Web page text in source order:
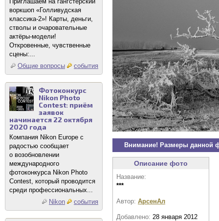
воркшоп «Голливудская
классика-2»! Карты, деньги,
стволы и очаровательные
актёры-модели!
Откровенные, чувственные
сцены:...
Общие вопросы
события
Фотоконкурс
Nikon Photo
Contest: приём
заявок
начинается 22 октября
2020 года
Компания Nikon Europe с
радостью сообщает
о возобновлении
международного
фотоконкурса Nikon Photo
Contest, который проводится
среди профессиональных...
Nikon
события
Внимание! Размеры данной
Описание фото
Название:
***
Автор: АрсенАл
Добавлено: 28 января 2012